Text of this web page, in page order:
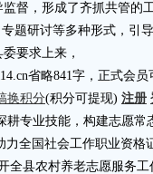
督，形成了齐抓共管的
题研讨等多种形式，引
要求上来，
省略841字，正式会
换积分(积分可提现) 注册
耕专业技能，构建志愿
力全国社会工作职业资
全县农村养老志愿服务